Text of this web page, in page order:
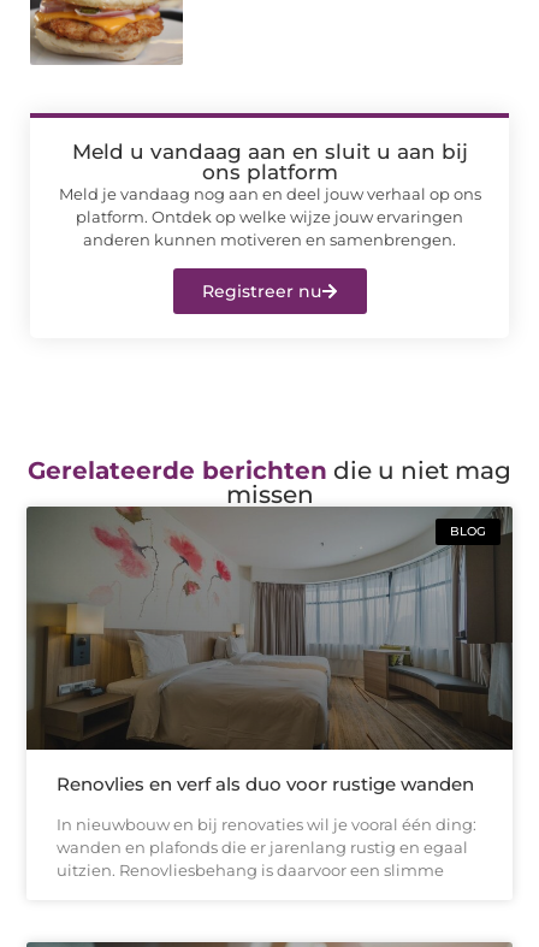
Meld u vandaag aan en sluit u aan bij
ons platform
Meld je vandaag nog aan en deel jouw verhaal op ons
platform. Ontdek op welke wijze jouw ervaringen
anderen kunnen motiveren en samenbrengen.
Registreer nu
Gerelateerde berichten die u niet mag
missen
BLOG
Renovlies en verf als duo voor rustige wanden
In nieuwbouw en bij renovaties wil je vooral één ding:
wanden en plafonds die er jarenlang rustig en egaal
uitzien. Renovliesbehang is daarvoor een slimme